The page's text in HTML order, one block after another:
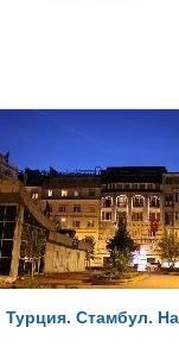
Турция. Стамбул.